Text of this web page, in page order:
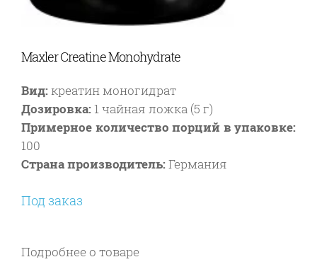
Maxler Creatine Monohydrate
Вид: креатин моногидрат
Дозировка: 1 чайная ложка (5 г)
Примерное количество порций в упаковке:
100
Страна производитель:Германия
Под заказ
Подробнее о товаре